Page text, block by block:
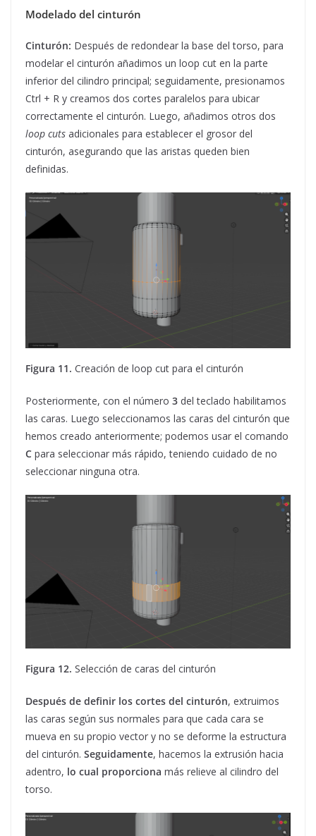
Modelado del cinturón
Cinturón: Después de redondear la base del torso, para
modelar el cinturón añadimos un loop cut en la parte
inferior del cilindro principal; seguidamente, presionamos
Ctrl + R y creamos dos cortes paralelos para ubicar
correctamente el cinturón. Luego, añadimos otros dos
loop cuts adicionales para establecer el grosor del
cinturón, asegurando que las aristas queden bien
definidas.
Figura 11. Creación de loop cut para el cinturón
Posteriormente, con el número 3 del teclado habilitamos
las caras. Luego seleccionamos las caras del cinturón que
hemos creado anteriormente; podemos usar el comando
C para seleccionar más rápido, teniendo cuidado de no
seleccionar ninguna otra.
Figura 12. Selección de caras del cinturón
Después de definir los cortes del cinturón, extruimos
las caras según sus normales para que cada cara se
mueva en su propio vector y no se deforme la estructura
del cinturón. Seguidamente, hacemos la extrusión hacia
adentro, lo cual proporciona más relieve al cilindro del
torso.